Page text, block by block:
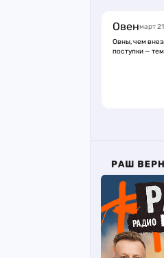
Овенмарт
Овны, чем
поступки —